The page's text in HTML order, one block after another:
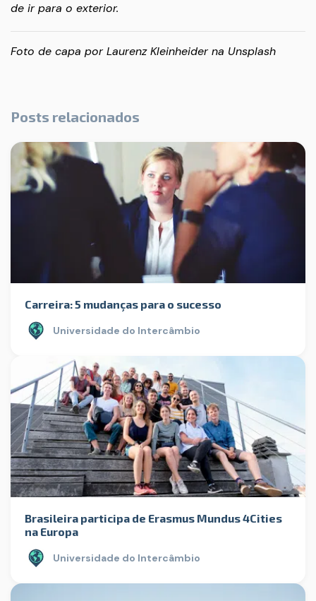
de ir para o exterior.
Foto de capa porLaurenz Kleinheiderna Unsplash
Posts relacionados
Carreira: 5 mudanças para o sucesso
Universidade do Intercâmbio
Brasileira participa de Erasmus Mundus 4Cities
na Europa
Universidade do Intercâmbio